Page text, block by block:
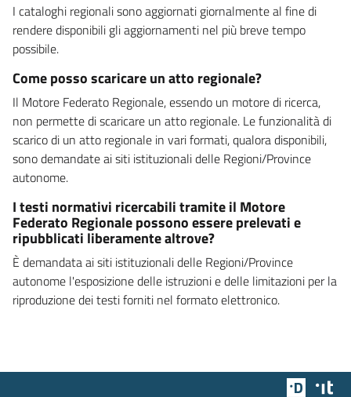
I cataloghi regionali sono aggiornati giornalmente al fine di
rendere disponibili gli aggiornamenti nel più breve tempo
possibile.
Come posso scaricare un atto regionale?
Il Motore Federato Regionale, essendo un motore di ricerca,
non permette di scaricare un atto regionale. Le funzionalità di
scarico di un atto regionale in vari formati, qualora disponibili,
sono demandate ai siti istituzionali delle Regioni/Province
autonome.
I testi normativi ricercabili tramite il Motore
Federato Regionale possono essere prelevati e
ripubblicati liberamente altrove?
È demandata ai siti istituzionali delle Regioni/Province
autonome l'esposizione delle istruzioni e delle limitazioni per la
riproduzione dei testi forniti nel formato elettronico.
Team